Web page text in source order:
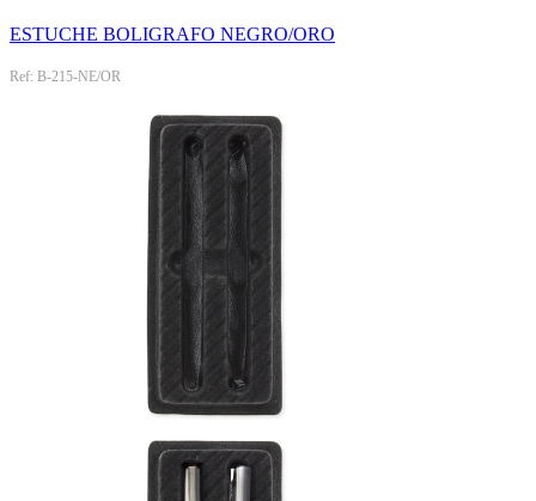
ESTUCHE BOLIGRAFO NEGRO/ORO
Ref: B-215-NE/OR